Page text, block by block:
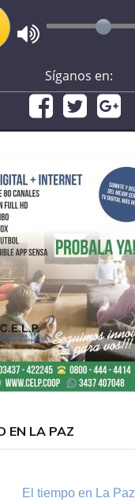
Síganos en:
EN LA PAZ
El tiempo en La Paz